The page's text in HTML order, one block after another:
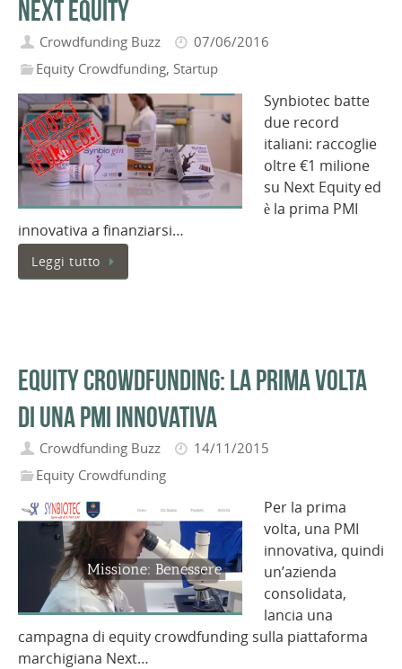
Next Equity
Crowdfunding Buzz
07/06/2016
Equity Crowdfunding, Startup
Synbiotec batte
due record
italiani: raccoglie
oltre €1 milione
su Next Equity ed
è la prima PMI
innovativa a finanziarsi…
Leggi tutto
Equity Crowdfunding: la prima volta
di una PMI Innovativa
Crowdfunding Buzz
14/11/2015
Equity Crowdfunding
Per la prima
volta, una PMI
innovativa, quindi
un’azienda
consolidata,
lancia una
campagna di equity crowdfunding sulla piattaforma
marchigiana Next…